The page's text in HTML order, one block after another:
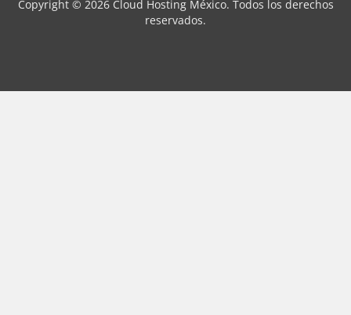
Copyright © 2026 Cloud Hosting México. Todos los derechos
reservados.